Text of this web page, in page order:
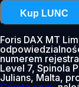
Kup LUNC
Foris DAX MT
numerem
Level 7, Spinola
Julians, Malta,